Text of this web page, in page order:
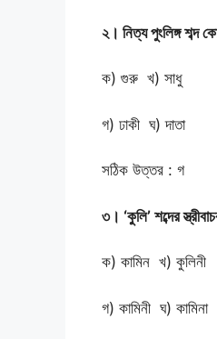
২। নিত্য পুংলিঙ্গ শব্দ
ক) গুরু খ) সাধু
গ) ঢাকী ঘ) দাতা
সঠিক উত্তর : গ
৩। ‘কুলি’ শব্দের
ক) কামিন খ) কুলিনী
গ) কামিনী ঘ) কামিনা